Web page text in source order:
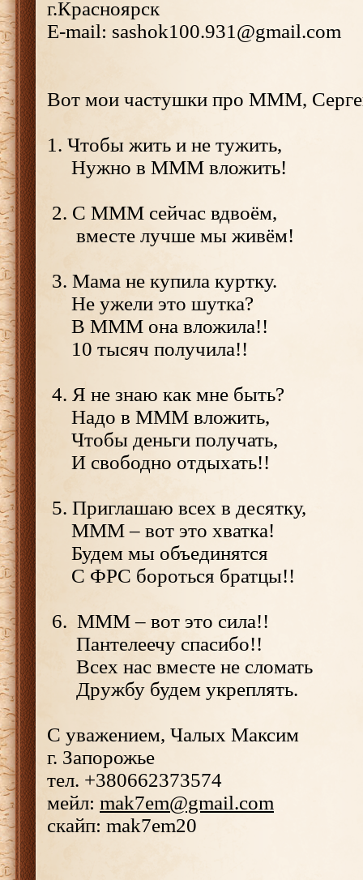
г.Красноярск
E-mail: sashok100.931@gmail.com
Вот мои частушки про МММ,
1. Чтобы жить и не тужить,
Нужно в МММ вложить!
2. С МММ сейчас вдвоём,
вместе лучше мы живём!
3. Мама не купила куртку.
Не ужели это шутка?
В МММ она вложила!!
10 тысяч получила!!
4. Я не знаю как мне быть?
Надо в МММ вложить,
Чтобы деньги получать,
И свободно отдыхать!!
5. Приглашаю всех в десятку,
МММ – вот это хватка!
Будем мы объединятся
С ФРС бороться братцы!!
6. МММ – вот это сила!!
Пантелеечу спасибо!!
Всех нас вместе не сломать
Дружбу будем укреплять.
С уважением, Чалых Максим
г. Запорожье
тел. +380662373574
мейл: mak7em@gmail.com
скайп: mak7em20